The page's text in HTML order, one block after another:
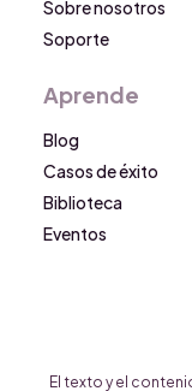
Sobre nosotros
Soporte
Aprende
Blog
Casos de éxito
Biblioteca
Eventos
El texto y el